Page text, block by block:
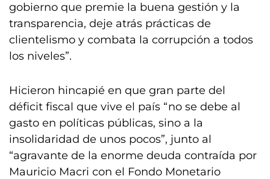
gobierno que premie la buena gestión y la
transparencia, deje atrás prácticas de
clientelismo y combata la corrupción a todos
los niveles”.
Hicieron hincapié en que gran parte del
déficit fiscal que vive el país “no se debe al
gasto en políticas públicas, sino a la
insolidaridad de unos pocos”, junto al
“agravante de la enorme deuda contraída por
Mauricio Macri con el Fondo Monetario